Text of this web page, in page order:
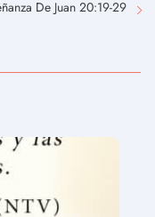
De Juan 20:19-29